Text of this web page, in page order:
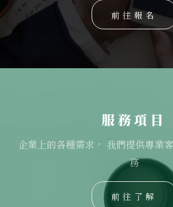
前往報名
服務項目
企業上的各種需求， 我們提供專業
務
前往了解